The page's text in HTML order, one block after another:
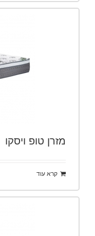
מזרן טופ ויסקו
קרא עוד